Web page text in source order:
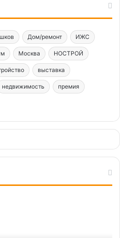
Дом/ремонт ИЖС
Москва НОСТРОЙ
выставка
недвижимость премия